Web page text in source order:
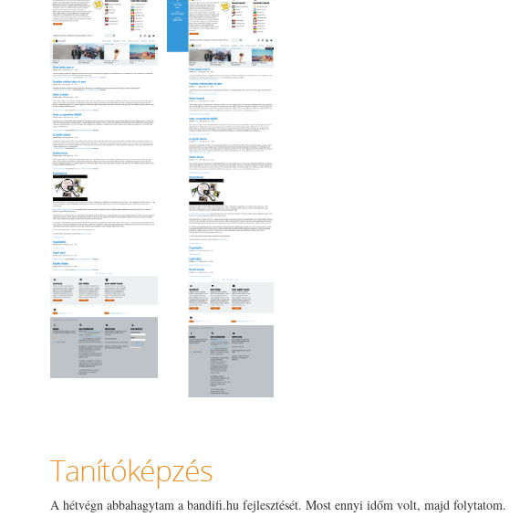
Tanítóképzés
A hétvégn abbahagytam a bandifi.hu fejlesztését. Most ennyi időm volt, majd folytatom.